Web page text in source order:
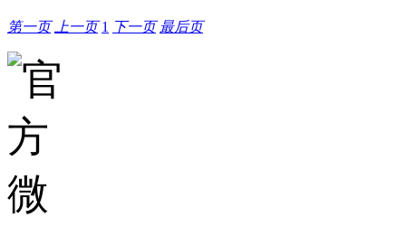
第一页 上一页 1 下一页 最后页